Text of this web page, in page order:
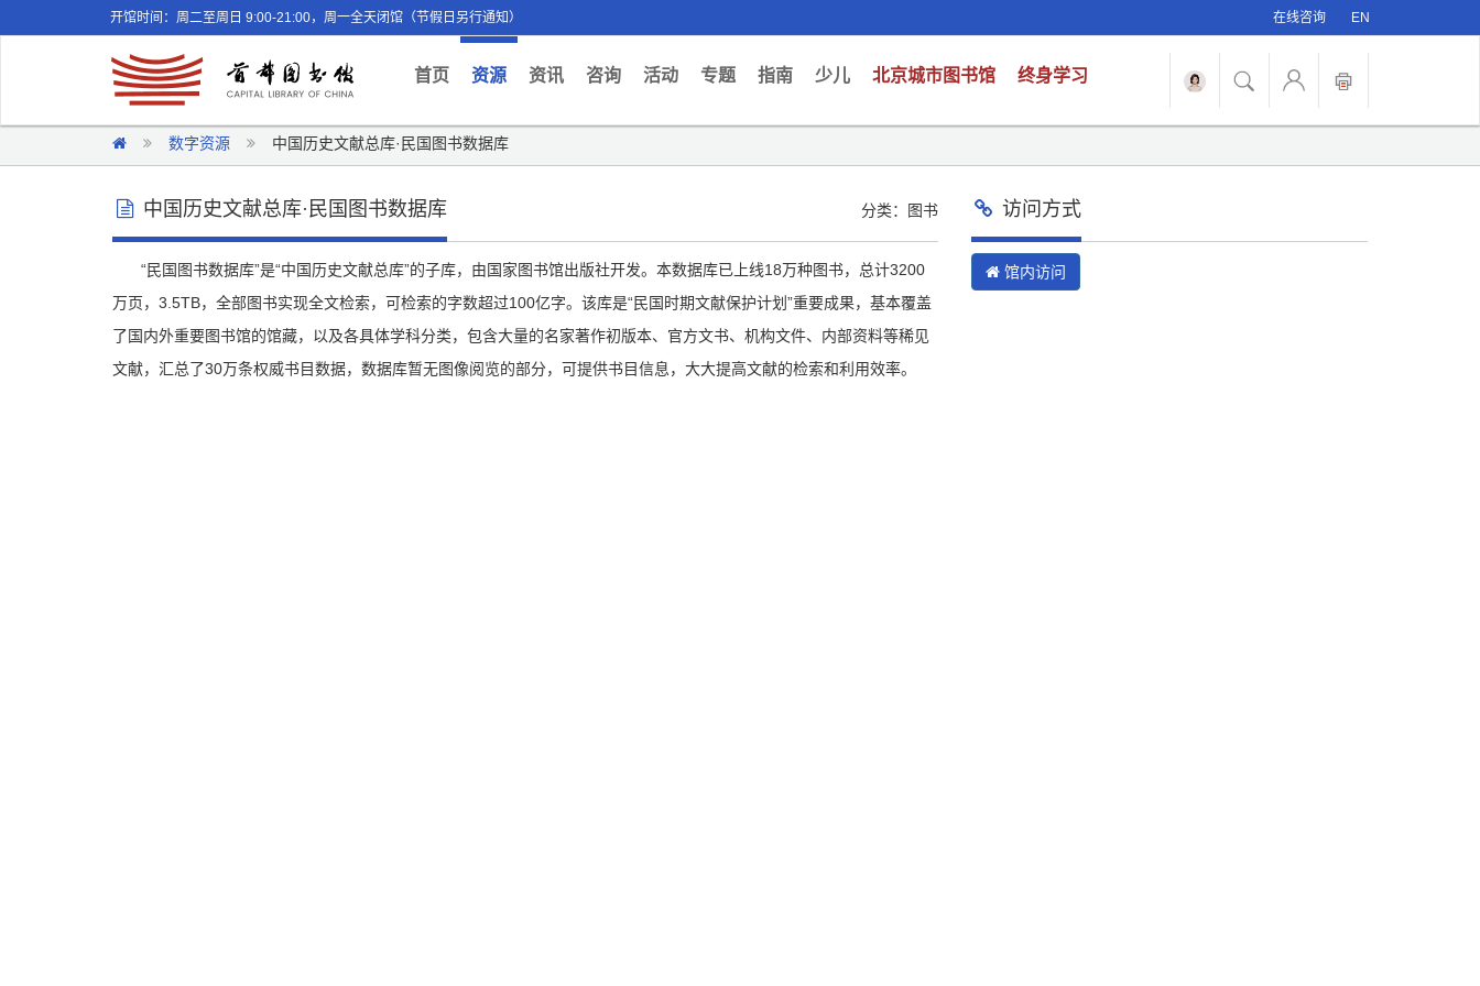
开馆时间：周二至周日 9:00-21:00，周一全天闭馆（节假日另行通知） 在线咨询 EN
首页(current)
资源 资讯 咨询 活动 专题 指南 少儿 北京城市图书馆 终身学习
数字资源 中国历史文献总库·民国图书数据库
中国历史文献总库·民国图书数据库 分类：图书
“民国图书数据库”是“中国历史文献总库”的子库，由国家图书馆出版社开发。本数据库已上线18万种图书，总计3200
万页，3.5TB，全部图书实现全文检索，可检索的字数超过100亿字。该库是“民国时期文献保护计划”重要成果，基本覆盖
了国内外重要图书馆的馆藏，以及各具体学科分类，包含大量的名家著作初版本、官方文书、机构文件、内部资料等稀见
文献，汇总了30万条权威书目数据，数据库暂无图像阅览的部分，可提供书目信息，大大提高文献的检索和利用效率。
访问方式
馆内访问